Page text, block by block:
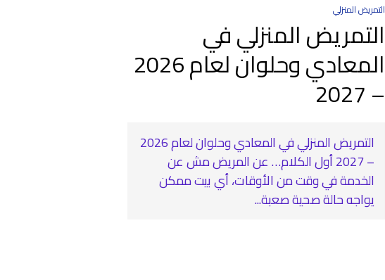
التمريض المنزلي
التمريض المنزلي في
المعادي وحلوان لعام 2026
– 2027
التمريض المنزلي في المعادي وحلوان لعام 2026
– 2027 أول الكلام… عن المريض مش عن
الخدمة في وقت من الأوقات، أي بيت ممكن
يواجه حالة صحية صعبة...